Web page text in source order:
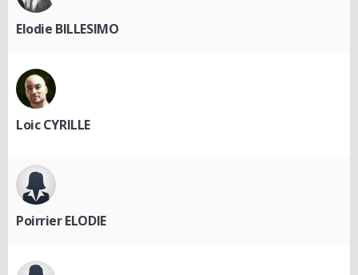
Elodie BILLESIMO
Loic CYRILLE
Poirrier ELODIE